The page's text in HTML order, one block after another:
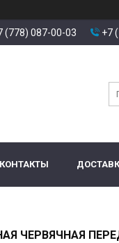
(778) 087-00-03 +7
КОНТАКТЫ
ЧЕРВЯЧНАЯ